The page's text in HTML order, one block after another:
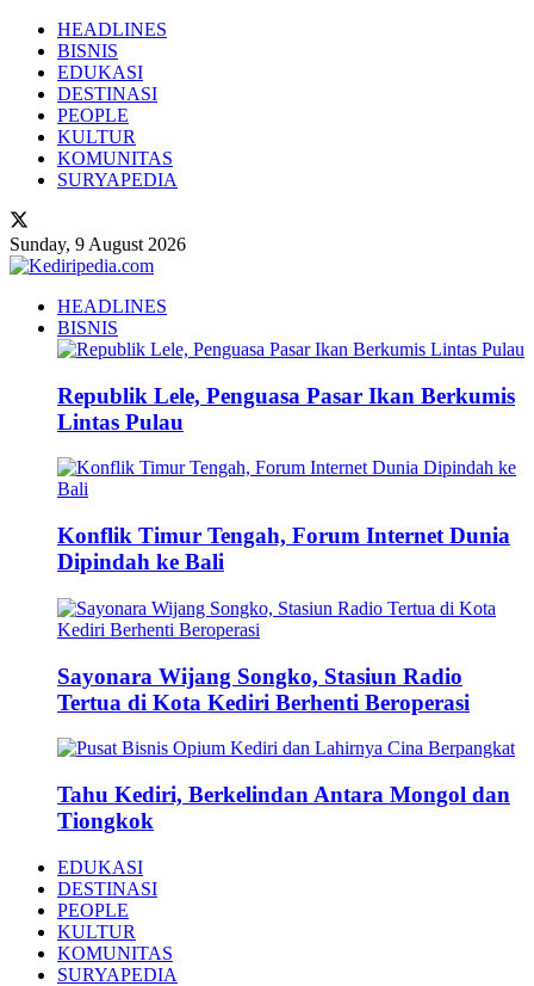
HEADLINES
BISNIS
EDUKASI
DESTINASI
PEOPLE
KULTUR
KOMUNITAS
SURYAPEDIA
Sunday, 9 August 2026
HEADLINES
BISNIS
Republik Lele, Penguasa Pasar Ikan Berkumis
Lintas Pulau
Konflik Timur Tengah, Forum Internet Dunia
Dipindah ke Bali
Sayonara Wijang Songko, Stasiun Radio
Tertua di Kota Kediri Berhenti Beroperasi
Tahu Kediri, Berkelindan Antara Mongol dan
Tiongkok
EDUKASI
DESTINASI
PEOPLE
KULTUR
KOMUNITAS
SURYAPEDIA